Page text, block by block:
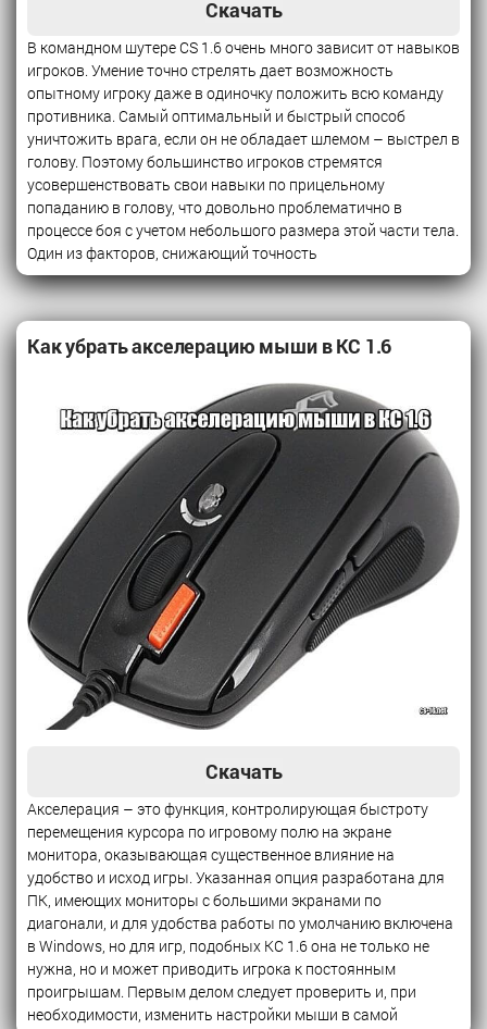
Скачать
В командном шутере CS 1.6 очень много зависит от навыков
игроков. Умение точно стрелять дает возможность
опытному игроку даже в одиночку положить всю команду
противника. Самый оптимальный и быстрый способ
уничтожить врага, если он не обладает шлемом – выстрел в
голову. Поэтому большинство игроков стремятся
усовершенствовать свои навыки по прицельному
попаданию в голову, что довольно проблематично в
процессе боя с учетом небольшого размера этой части тела.
Один из факторов, снижающий точность
Как убрать акселерацию мыши в КС 1.6
Скачать
Акселерация – это функция, контролирующая быстроту
перемещения курсора по игровому полю на экране
монитора, оказывающая существенное влияние на
удобство и исход игры. Указанная опция разработана для
ПК, имеющих мониторы с большими экранами по
диагонали, и для удобства работы по умолчанию включена
в Windows, но для игр, подобных КС 1.6 она не только не
нужна, но и может приводить игрока к постоянным
проигрышам. Первым делом следует проверить и, при
необходимости, изменить настройки мыши в самой